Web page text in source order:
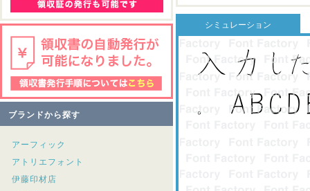
ブランドから探す
アーフィック
アトリエフォント
伊藤印材店
シミュレーション